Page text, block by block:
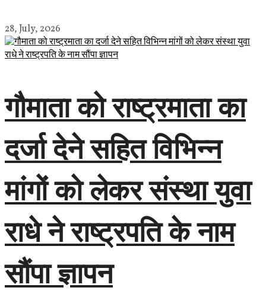
28, July, 2026
गौमाता को राष्ट्रमाता का
दर्जा देने सहित विभिन्न
मांगों को लेकर संस्था युवा
राधे ने राष्ट्रपति के नाम
सौंपा ज्ञापन